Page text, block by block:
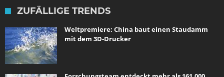
ZUFÄLLIGE TRENDS
Weltpremiere: China baut einen Staudamm
mit dem 3D-Drucker